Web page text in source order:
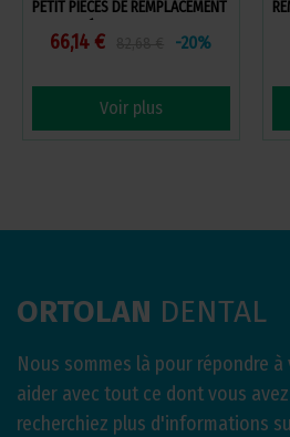
PETIT PIÈCES DE REMPLACEMENT
66,14 € -20%
Voir plus
ORTOLAN DENTAL
Nous sommes là pour répondre
aider avec tout ce dont vous
recherchiez plus d'informations